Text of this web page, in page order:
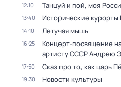
12:10 Танцуй и пой, моя
13:40 Исторические курорты
14:10 Летучая мышь
16:25
Концерт-посвящение
артисту СССР Андрею
17:50 Сказ про то, как царь
19:30 Новости культуры